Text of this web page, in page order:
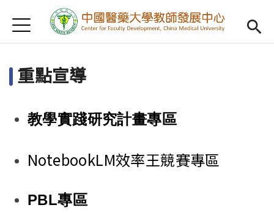
首頁
Open
認識我們
教學研習
Open
教師專業社群
重點宣導
Jump to Navigation
Jump to Main content
重點宣導
教學實踐研究計畫專區
NotebookLM效率王競賽專區
PBL專區